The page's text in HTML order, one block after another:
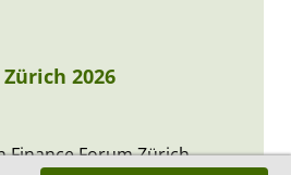
2026
Finance Forum Zürich